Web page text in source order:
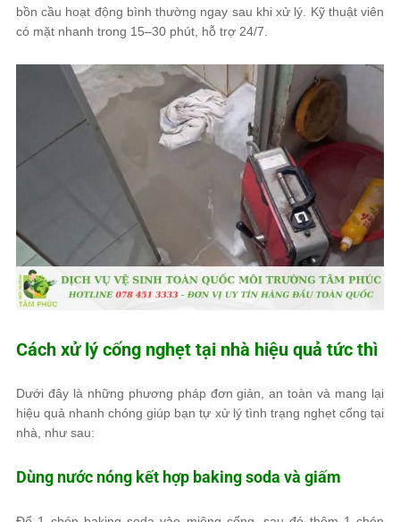
bồn cầu hoạt động bình thường ngay sau khi xử lý. Kỹ thuật viên
có mặt nhanh trong 15–30 phút, hỗ trợ 24/7.
Cách xử lý cống nghẹt tại nhà hiệu quả tức thì
Dưới đây là những phương pháp đơn giản, an toàn và mang lại
hiệu quả nhanh chóng giúp bạn tự xử lý tình trạng nghẹt cống tại
nhà, như sau:
Dùng nước nóng kết hợp baking soda và giấm